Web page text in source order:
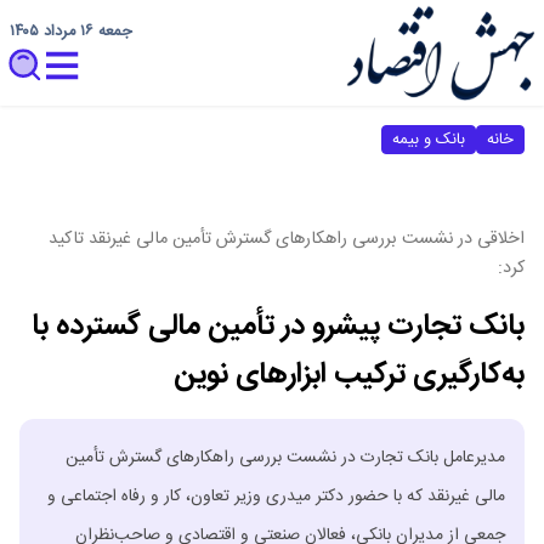
جمعه ۱۶ مرداد ۱۴۰۵
خانه بانک و بیمه
اخلاقی در نشست بررسی راهکارهای گسترش تأمین مالی غیرنقد تاکید
کرد:
بانک تجارت پیشرو در تأمین مالی گسترده با
به‌کارگیری ترکیب ابزارهای نوین
مدیرعامل بانک تجارت در نشست بررسی راهکارهای گسترش تأمین
مالی غیرنقد که با حضور دکتر میدری وزیر تعاون، کار و رفاه اجتماعی و
جمعی از مدیران بانکی، فعالان صنعتی و اقتصادی و صاحب‌نظران